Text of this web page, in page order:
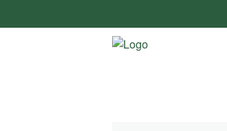
überspringen